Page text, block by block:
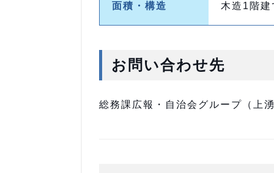
面積・構造 木造1階
お問い合わせ先
総務課広報・自治会グループ（上